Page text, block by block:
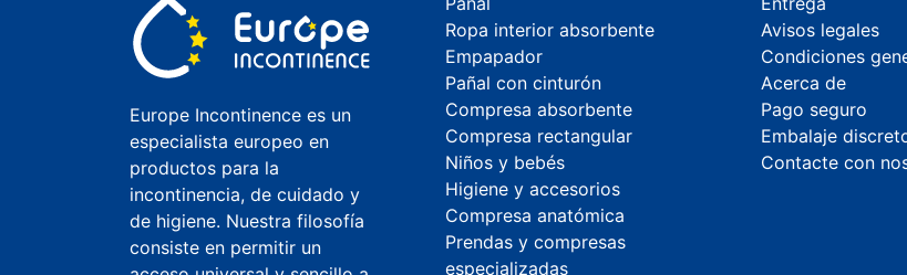
Europe Incontinence es un
especialista europeo en
productos para la
incontinencia, de cuidado y
de higiene. Nuestra filosofía
consiste en permitir un
Ropa interior absorbente
Empapador
Pañal con cinturón
Compresa absorbente
Compresa rectangular
Niños y bebés
Higiene y accesorios
Compresa anatómica
Prendas y compresas
especializadas
Avisos legales
Condiciones
Acerca de
Pago seguro
Embalaje
Contacte con